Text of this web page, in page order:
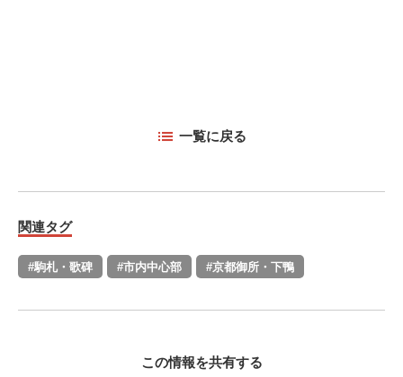
一覧に戻る
関連タグ
#駒札・歌碑 #市内中心部 #京都御所・下鴨
この情報を共有する